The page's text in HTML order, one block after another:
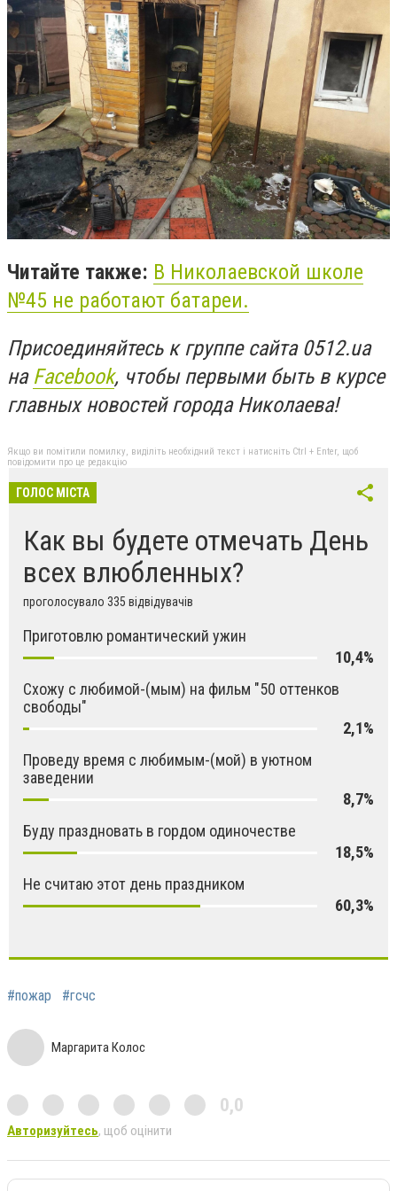
Читайте также: В Николаевской школе
№45 не работают батареи.
Присоединяйтесь к группе сайта 0512.ua
на Facebook, чтобы первыми быть в курсе
главных новостей города Николаева!
Якщо ви помітили помилку, виділіть необхідний текст і натисніть Ctrl + Enter, щоб
повідомити про це редакцію
ГОЛОС МІСТА
Как вы будете отмечать День
всех влюбленных?
проголосувало 335 відвідувачів
Приготовлю романтический ужин
10,4%
Схожу с любимой-(мым) на фильм "50 оттенков
свободы"
2,1%
Проведу время с любимым-(мой) в уютном
заведении
8,7%
Буду праздновать в гордом одиночестве
18,5%
Не считаю этот день праздником
60,3%
#пожар #гсчс
Маргарита Колос
0,0
Авторизуйтесь, щоб оцінити